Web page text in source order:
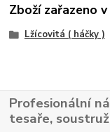
Zboží zařazeno
Lžícovitá ( háčky )
Profesionální
tesaře,